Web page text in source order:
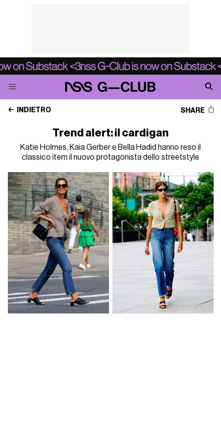
INDIETRO SHARE
Trend alert: il cardigan
Katie Holmes, Kaia Gerber e Bella Hadid hanno reso il
classico item il nuovo protagonista dello streetstyle